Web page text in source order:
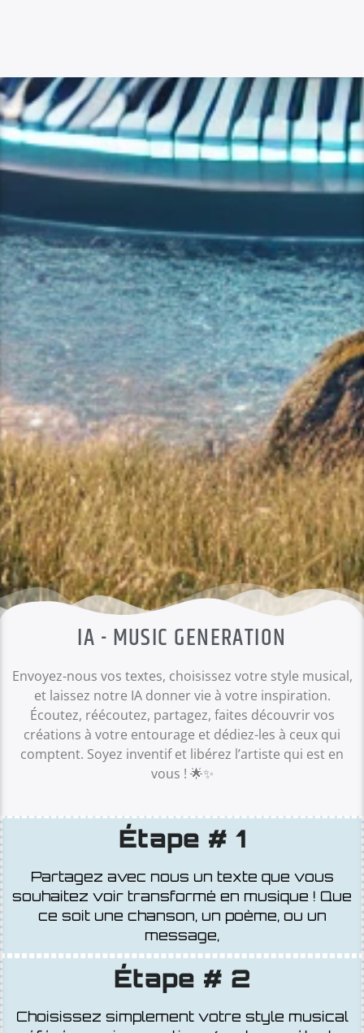
IA - MUSIC GENERATION
et laissez notre IA donner vie à votre inspiration.
Écoutez, réécoutez, partagez, faites découvrir vos
créations à votre entourage et dédiez-les à ceux qui
comptent. Soyez inventif et libérez l’artiste qui est en
vous ! 🌟✨
Étape # 1
Partagez avec nous un texte que vous
souhaitez voir transformé en musique ! Que
ce soit une chanson, un poème, ou un
message,
Étape # 2
Choisissez simplement votre style musical
préféré parmi nos options (rock, pop, électro,